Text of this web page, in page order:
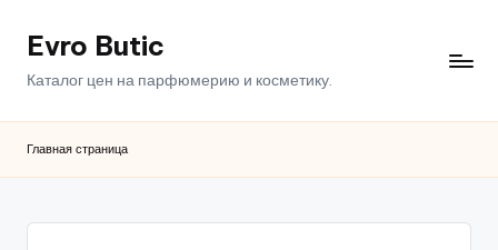
ПерейтиEvro Butic
Каталог цен на парфюмерию и косметику.
Главная страница